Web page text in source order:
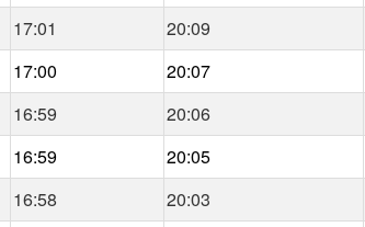
17:01 20:09
17:00 20:07
16:59 20:06
16:59 20:05
16:58 20:03